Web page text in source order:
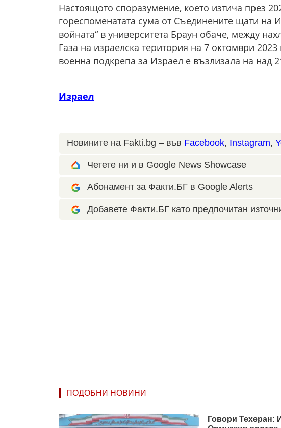
Настоящото споразумение, което изтича през
гореспоменатата сума от Съединените щати на
войната“ в университета Браун обаче, между
Газа на израелска територия на 7 октомври
военна подкрепа за Израел е възлизала на над
Израел
Новините на Fakti.bg – във Facebook, Instagram,
Четете ни и в Google News Showcase
Абонамент за Факти.БГ в Google Alerts
Добавете Факти.БГ като предпочитан
ПОДОБНИ НОВИНИ
Говори Техеран: